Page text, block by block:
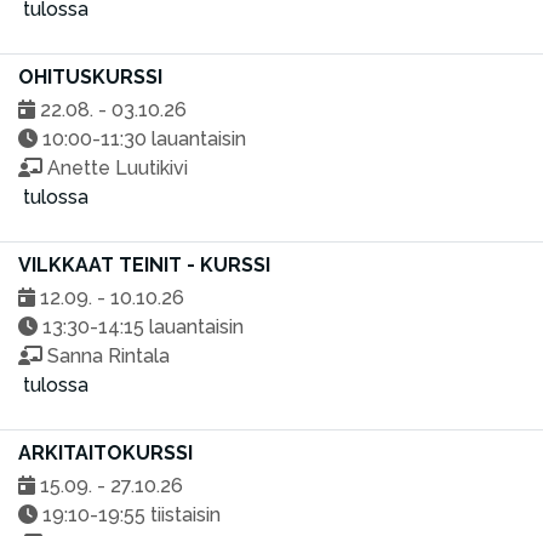
tulossa
OHITUSKURSSI
22.08. - 03.10.26
10:00-11:30 lauantaisin
Anette Luutikivi
tulossa
VILKKAAT TEINIT - KURSSI
12.09. - 10.10.26
13:30-14:15 lauantaisin
Sanna Rintala
tulossa
ARKITAITOKURSSI
15.09. - 27.10.26
19:10-19:55 tiistaisin